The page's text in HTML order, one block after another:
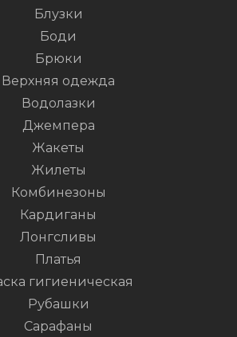
Блузки
Боди
Брюки
Верхняя одежда
Водолазки
Джемпера
Жакеты
Жилеты
Комбинезоны
Кардиганы
Лонгсливы
Платья
гигиеническая
Рубашки
Сарафаны